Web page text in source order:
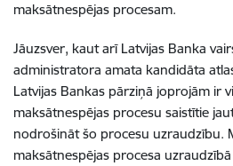
maksātnespējas procesam.
Jāuzsver, kaut arī Latvijas Banka
administratora amata kandidāta
Latvijas Bankas pārziņā joprojām ir
maksātnespējas procesu saistītie
nodrošināt šo procesu uzraudzību.
maksātnespējas procesa